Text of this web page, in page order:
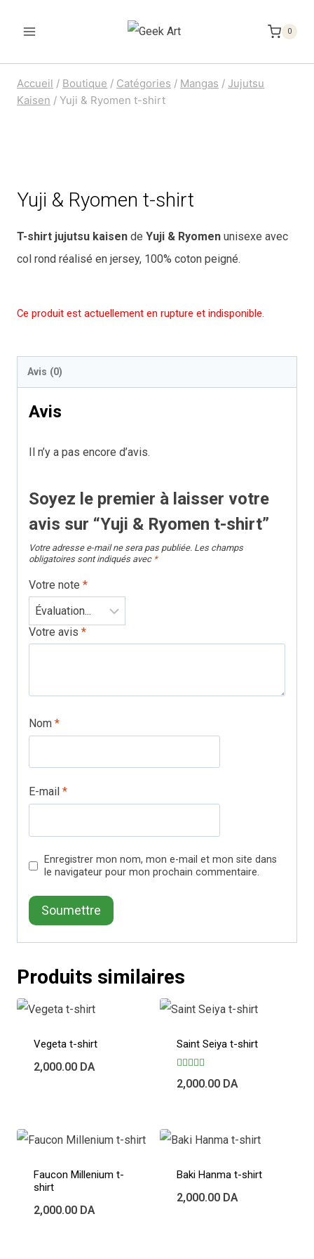
0
Accueil / Boutique / Catégories / Mangas / Jujutsu
Kaisen / Yuji & Ryomen t-shirt
Yuji & Ryomen t-shirt
T-shirt jujutsu kaisen de Yuji & Ryomen unisexe avec
col rond réalisé en jersey, 100% coton peigné.
Ce produit est actuellement en rupture et indisponible.
Avis (0)
Avis
Il n’y a pas encore d’avis.
Soyez le premier à laisser votre
avis sur “Yuji & Ryomen t-shirt”
Votre adresse e-mail ne sera pas publiée. Les champs
obligatoires sont indiqués avec *
Votre note *
Votre avis *
Nom *
E-mail *
Enregistrer mon nom, mon e-mail et mon site dans
le navigateur pour mon prochain commentaire.
Produits similaires
Vegeta t-shirt
2,000.00 DA
Saint Seiya t-shirt
Note
5.00
2,000.00 DA
Faucon Millenium t-
shirt
2,000.00 DA
Baki Hanma t-shirt
2,000.00 DA